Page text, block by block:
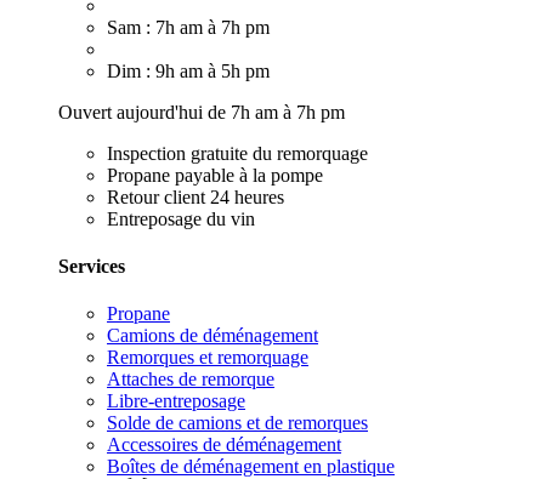
Sam : 7h am à 7h pm
Dim : 9h am à 5h pm
Ouvert aujourd'hui de 7h am à 7h pm
Inspection gratuite du remorquage
Propane payable à la pompe
Retour client 24 heures
Entreposage du vin
Services
Propane
Camions de déménagement
Remorques et remorquage
Attaches de remorque
Libre-entreposage
Solde de camions et de remorques
Accessoires de déménagement
Boîtes de déménagement en plastique